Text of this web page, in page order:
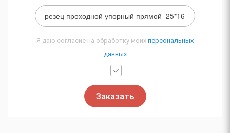
Я даю согласие на обработку моих персональных
данных
Заказать